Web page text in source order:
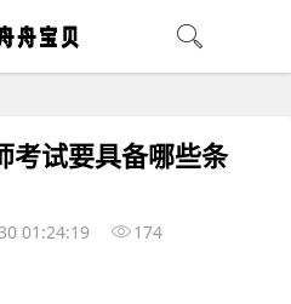
考试要具备哪些条
01:24:19 174